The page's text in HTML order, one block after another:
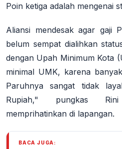
Poin ketiga adalah mengenai
Aliansi mendesak agar gaji
belum sempat dialihkan
dengan Upah Minimum Kota
minimal UMK, karena
Paruhnya sangat tidak
Rupiah," pungkas
memprihatinkan di lapangan.
BACA JUGA: